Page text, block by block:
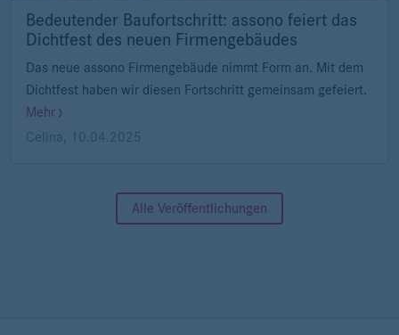
Bedeutender Baufortschritt: assono feiert das
Dichtfest des neuen Firmengebäudes
Das neue assono Firmengebäude nimmt Form an. Mit dem
Dichtfest haben wir diesen Fortschritt gemeinsam gefeiert.
Mehr
Celina
10.04.2025
Alle Veröffentlichungen